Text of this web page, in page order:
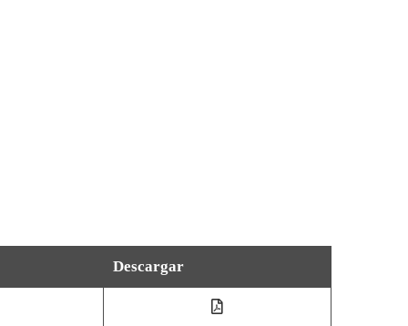
Descargar